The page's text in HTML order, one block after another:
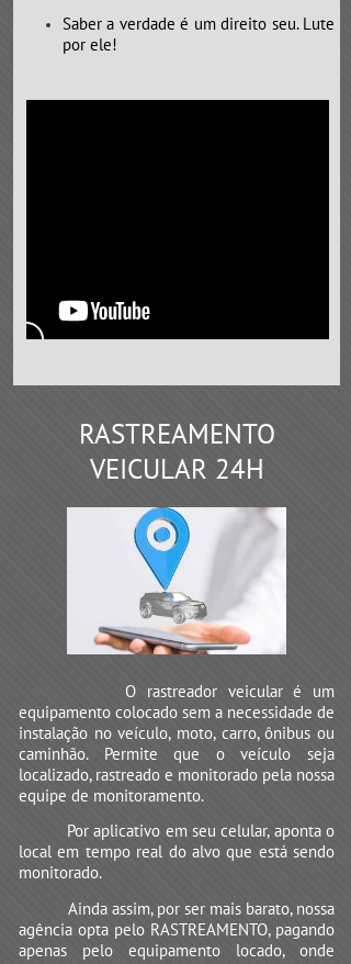
Saber a verdade é um direito seu. Lute
por ele!
RASTREAMENTO
VEICULAR 24H
O rastreador veicular é um
equipamento colocado sem a necessidade de
instalação no veículo, moto, carro, ônibus ou
caminhão. Permite que o veículo seja
localizado, rastreado e monitorado pela nossa
equipe de monitoramento.
Por aplicativo em seu celular, aponta o
local em tempo real do alvo que está sendo
monitorado.
Ainda assim, por ser mais barato, nossa
agência opta pelo RASTREAMENTO, pagando
apenas pelo equipamento locado, onde